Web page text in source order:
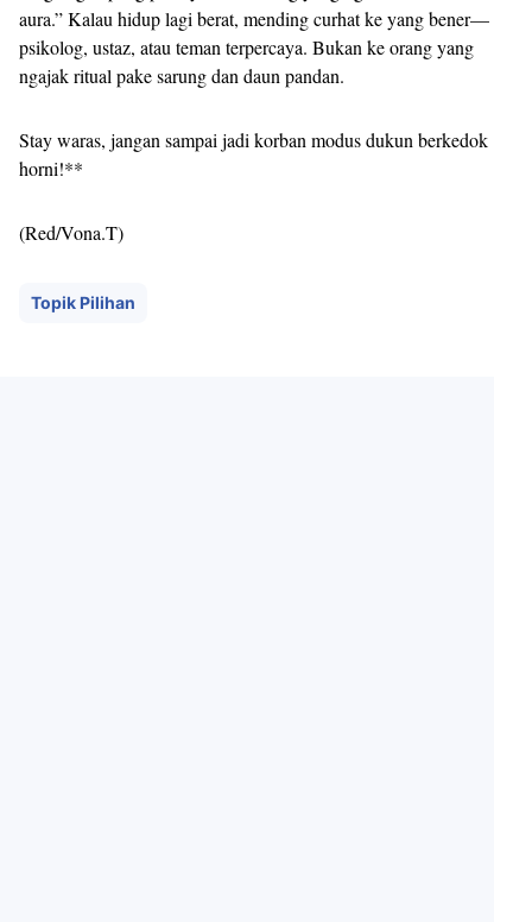
aura.” Kalau hidup lagi berat, mending curhat ke yang bener—
psikolog, ustaz, atau teman terpercaya. Bukan ke orang yang
ngajak ritual pake sarung dan daun pandan.
Stay waras, jangan sampai jadi korban modus dukun berkedok
horni!**
(Red/Vona.T)
Topik Pilihan